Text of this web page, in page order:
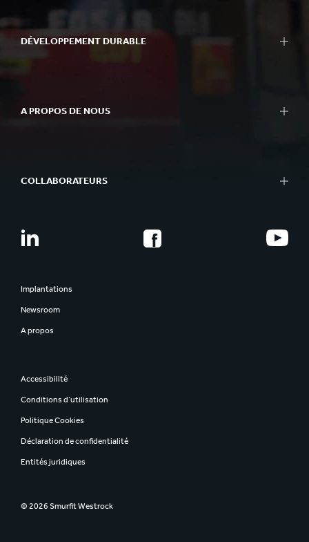
DÉVELOPPEMENT DURABLE
A PROPOS DE NOUS
COLLABORATEURS
Implantations
Newsroom
A propos
Accessibilité
Conditions d’utilisation
Politique Cookies
Déclaration de confidentialité
Entités juridiques
© 2026 Smurfit Westrock